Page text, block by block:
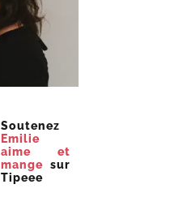
Soutenez
Emilie
aime et
mange sur
Tipeee